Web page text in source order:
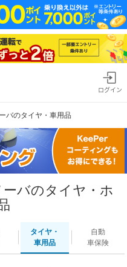
ログイン
バのタイヤ・車用品
バのタイヤ・ホ
タイヤ・
車用品
自動
車保険